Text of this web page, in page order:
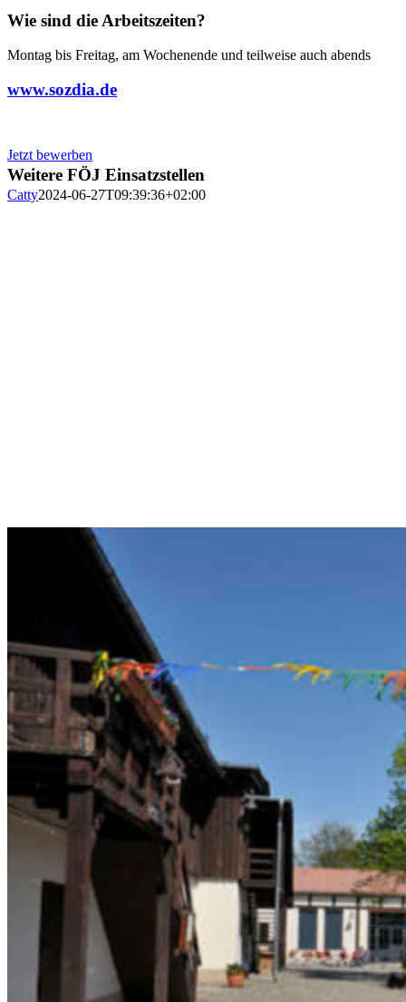
Wie sind die Arbeitszeiten?
Montag bis Freitag, am Wochenende und teilweise auch abends
www.sozdia.de
Jetzt bewerben
Weitere FÖJ Einsatzstellen
Catty2024-06-27T09:39:36+02:00